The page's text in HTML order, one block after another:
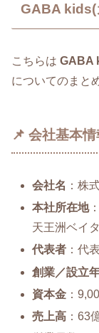
GABA kids(
こちらは GABA
についてのまと
📌 会社基本
会社名 ：株
本社所在地
天王洲ベイ
代表者 ：代
創業／設立
資本金 ：
売上高 ：63